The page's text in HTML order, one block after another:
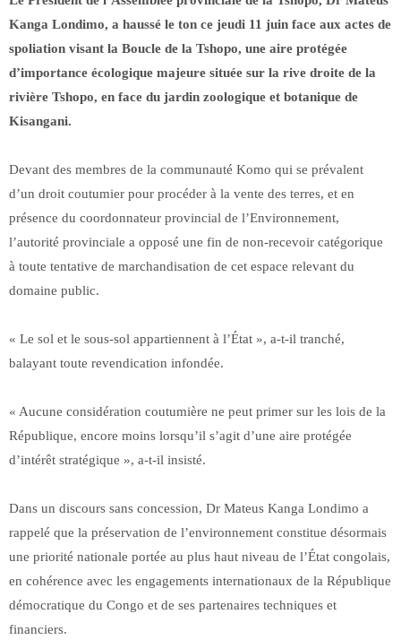
Kanga Londimo, a haussé le ton ce jeudi 11 juin face aux actes de
spoliation visant la Boucle de la Tshopo, une aire protégée
d’importance écologique majeure située sur la rive droite de la
rivière Tshopo, en face du jardin zoologique et botanique de
Kisangani.
Devant des membres de la communauté Komo qui se prévalent
d’un droit coutumier pour procéder à la vente des terres, et en
présence du coordonnateur provincial de l’Environnement,
l’autorité provinciale a opposé une fin de non-recevoir catégorique
à toute tentative de marchandisation de cet espace relevant du
domaine public.
« Le sol et le sous-sol appartiennent à l’État », a-t-il tranché,
balayant toute revendication infondée.
« Aucune considération coutumière ne peut primer sur les lois de la
République, encore moins lorsqu’il s’agit d’une aire protégée
d’intérêt stratégique », a-t-il insisté.
Dans un discours sans concession, Dr Mateus Kanga Londimo a
rappelé que la préservation de l’environnement constitue désormais
une priorité nationale portée au plus haut niveau de l’État congolais,
en cohérence avec les engagements internationaux de la République
démocratique du Congo et de ses partenaires techniques et
financiers.